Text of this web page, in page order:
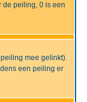
de peiling, 0 is een
mee gelinkt).
een peiling er